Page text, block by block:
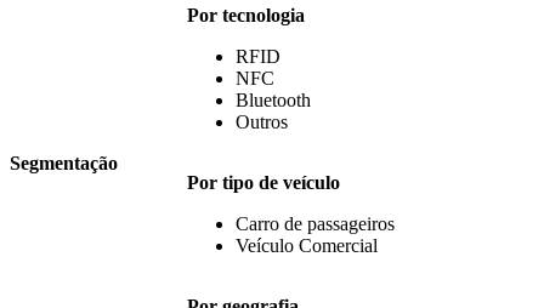
Segmentação
Por tecnologia
RFID
NFC
Bluetooth
Outros
Por tipo de veículo
Carro de passageiros
Veículo Comercial